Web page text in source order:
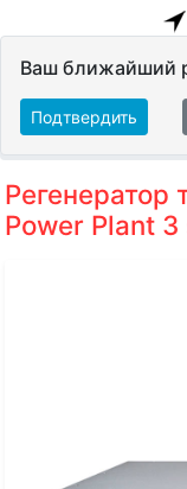
Ваш ближайший
Подтвердить
Регенератор
Power Plant